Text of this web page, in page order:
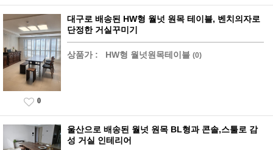
대구로 배송된 HW형 월넛 원목 테이블, 벤치의자로
단정한 거실꾸미기
상품가 : HW형 월넛원목테이블 (0)
0
울산으로 배송된 월넛 원목 BL형과 콘솔,스툴로 감
성 거실 인테리어